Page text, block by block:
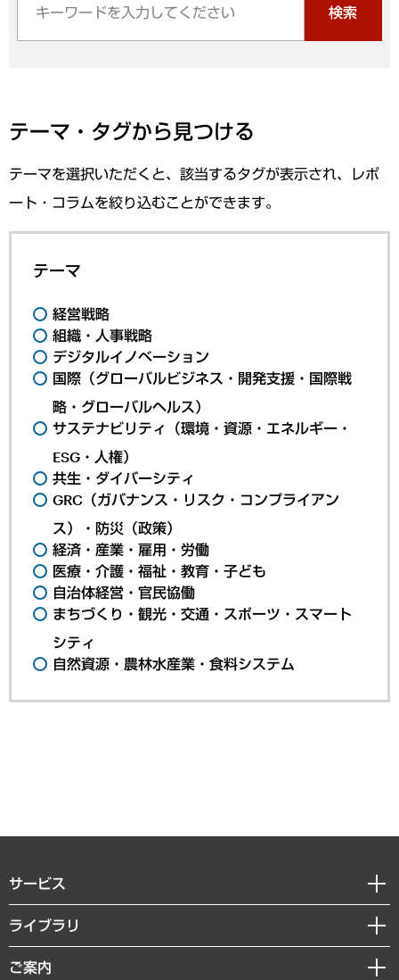
検索
テーマ・タグから見つける
テーマを選択いただくと、該当するタグが表示され、レポ
ート・コラムを絞り込むことができます。
テーマ
経営戦略
組織・人事戦略
デジタルイノベーション
国際（グローバルビジネス・開発支援・国際戦
略・グローバルヘルス）
サステナビリティ（環境・資源・エネルギー・
ESG・人権）
共生・ダイバーシティ
GRC（ガバナンス・リスク・コンプライアン
ス）・防災（政策）
経済・産業・雇用・労働
医療・介護・福祉・教育・子ども
自治体経営・官民協働
まちづくり・観光・交通・スポーツ・スマート
シティ
自然資源・農林水産業・食料システム
サービス
経営戦略
組織・人事戦略
デジタルイノベーション
ライブラリ
経済調査
ご案内